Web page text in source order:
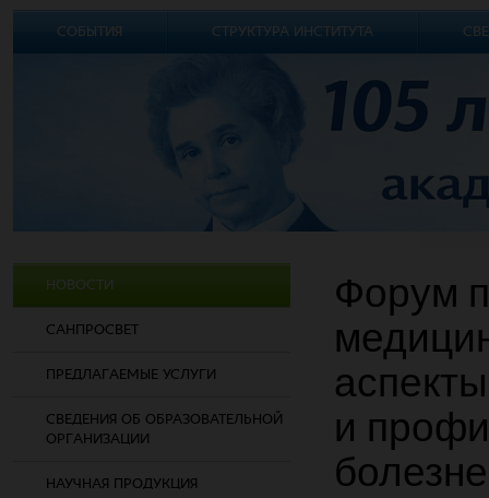
НОВОСТИ
САНПРОСВЕТ
ПРЕДЛАГАЕМЫЕ УСЛУГИ
СВЕДЕНИЯ ОБ ОБРАЗОВАТЕЛЬНОЙ
ОРГАНИЗАЦИИ
НАУЧНАЯ ПРОДУКЦИЯ
Форум
и
СОБЫТИЯ СТРУКТУРА ИНСТИТУТА